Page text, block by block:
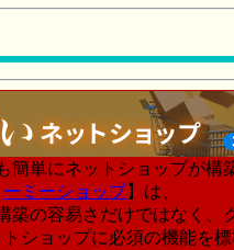
簡単にネットショップが構
ーミーショップ】は、
築の容易さだけではなく、
ショップに必須の機能を標